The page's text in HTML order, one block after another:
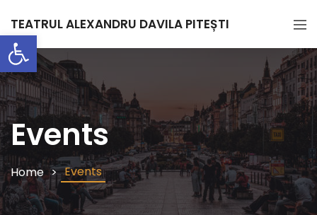
Deschide bara de unelte
TEATRUL ALEXANDRU DAVILA PITEȘTI
Events
Home Events